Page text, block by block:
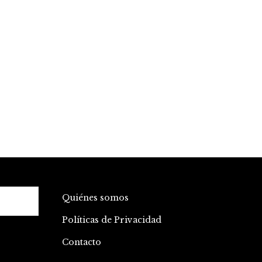
Quiénes somos
Políticas de Privacidad
Contacto